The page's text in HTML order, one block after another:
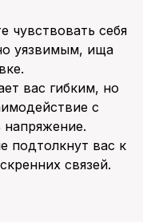
чувствовать себя
уязвимым, ища
вас гибким, но
с
подтолкнут вас к
связей.